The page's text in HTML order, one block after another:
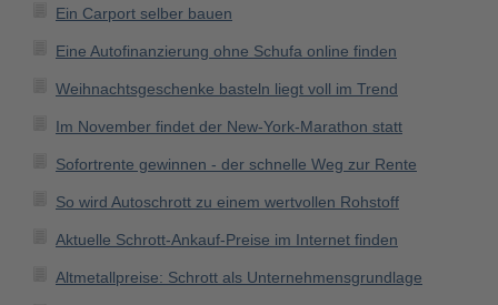
Ein Carport selber bauen
Eine Autofinanzierung ohne Schufa online finden
Weihnachtsgeschenke basteln liegt voll im Trend
Im November findet der New-York-Marathon statt
Sofortrente gewinnen - der schnelle Weg zur Rente
So wird Autoschrott zu einem wertvollen Rohstoff
Aktuelle Schrott-Ankauf-Preise im Internet finden
Altmetallpreise: Schrott als Unternehmensgrundlage